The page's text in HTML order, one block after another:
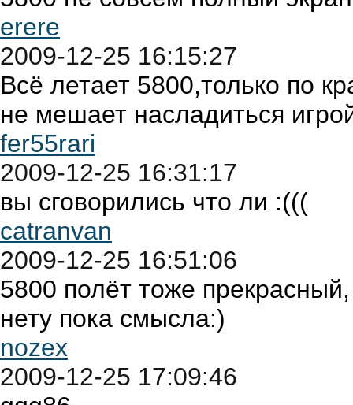
erere
2009-12-25 16:15:27
Всё летает 5800,только по
не мешает насладиться
fer55rari
2009-12-25 16:31:17
вы сговорились что ли :(((
catranvan
2009-12-25 16:51:06
5800 полёт тоже
нету пока смысла:)
nozex
2009-12-25 17:09:46